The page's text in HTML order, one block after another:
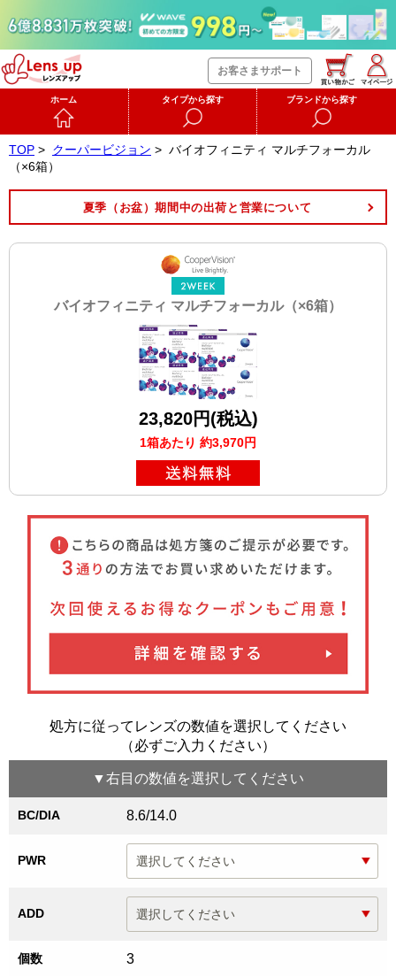
お客さまサポート
ホーム タイプから探す ブランドから探す
TOP > クーパービジョン > バイオフィニティ マルチフォーカル
（×6箱）
夏季（お盆）期間中の出荷と営業について
バイオフィニティ マルチフォーカル（×6箱）
23,820円(税込)
1箱あたり 約3,970円
処方に従ってレンズの数値を選択してください
（必ずご入力ください）
▼右目 の数値を選択してください
BC/DIA 8.6/14.0
PWR
ADD
個数 3